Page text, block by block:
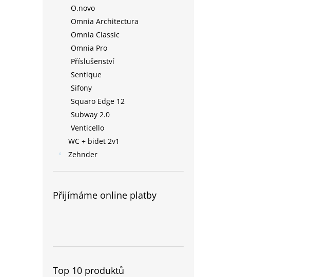
O.novo
Omnia Architectura
Omnia Classic
Omnia Pro
Příslušenství
Sentique
Sifony
Squaro Edge 12
Subway 2.0
Venticello
WC + bidet 2v1
Zehnder
Přijímáme online platby
Top 10 produktů